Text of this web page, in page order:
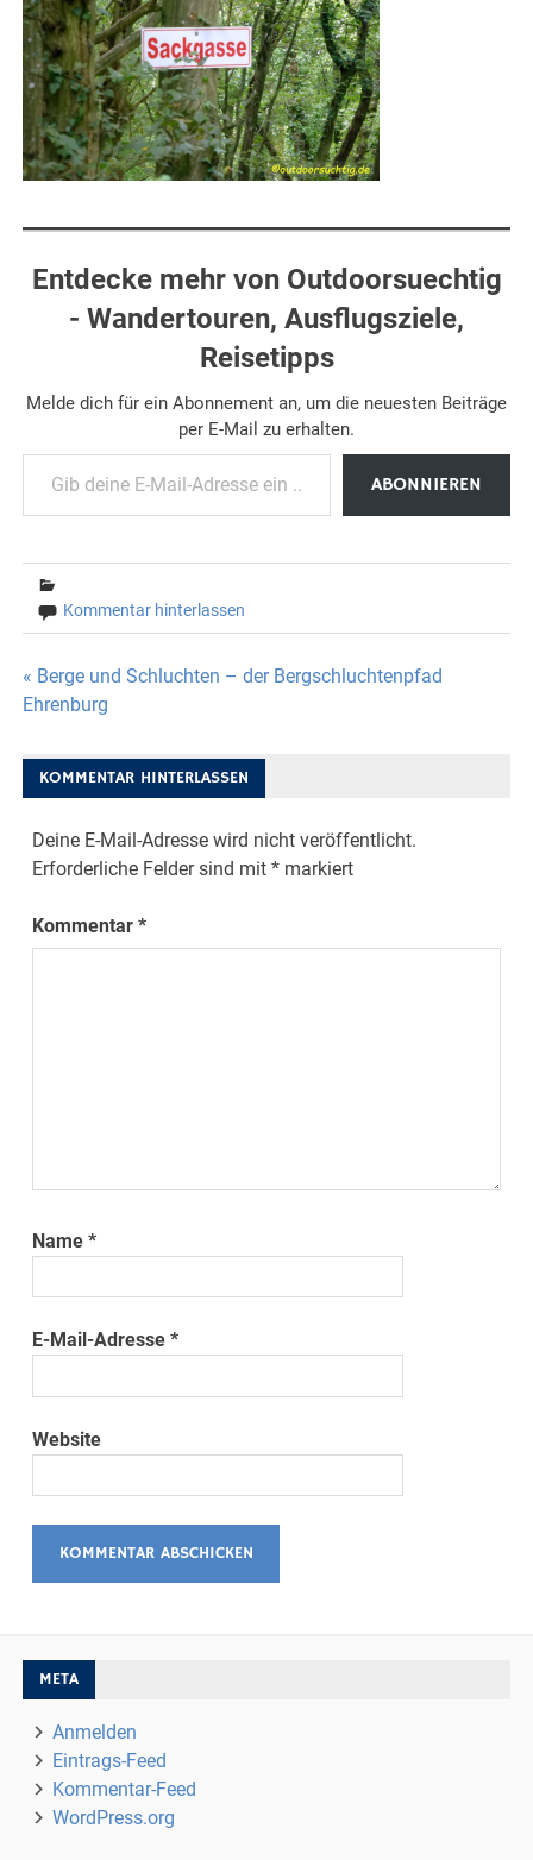
Entdecke mehr von Outdoorsuechtig
- Wandertouren, Ausflugsziele,
Reisetipps
Melde dich für ein Abonnement an, um die neuesten Beiträge
per E-Mail zu erhalten.
Gib deine E-Mail-Adresse ein ...
ABONNIEREN
Kommentar hinterlassen
Beitragsnavigation
« Berge und Schluchten – der Bergschluchtenpfad
Ehrenburg
KOMMENTAR HINTERLASSEN
Deine E-Mail-Adresse wird nicht veröffentlicht.
Erforderliche Felder sind mit* markiert
Kommentar*
Name*
E-Mail-Adresse*
Website
META
Anmelden
Eintrags-Feed
Kommentar-Feed
WordPress.org